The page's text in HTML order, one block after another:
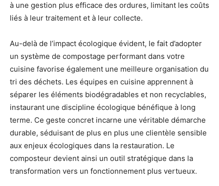
à une gestion plus efficace des ordures, limitant les coûts
liés à leur traitement et à leur collecte.
Au-delà de l’impact écologique évident, le fait d’adopter
un système de compostage performant dans votre
cuisine favorise également une meilleure organisation du
tri des déchets. Les équipes en cuisine apprennent à
séparer les éléments biodégradables et non recyclables,
instaurant une discipline écologique bénéfique à long
terme. Ce geste concret incarne une véritable démarche
durable, séduisant de plus en plus une clientèle sensible
aux enjeux écologiques dans la restauration. Le
composteur devient ainsi un outil stratégique dans la
transformation vers un fonctionnement plus vertueux.